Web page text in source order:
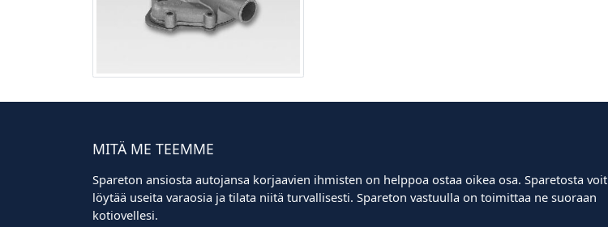
MITÄ ME TEEMME
Spareton ansiosta autojansa korjaavien ihmisten on helppoa ostaa oikea osa. Sparetosta voit
löytää useita varaosia ja tilata niitä turvallisesti. Spareton vastuulla on toimittaa ne suoraan
kotiovellesi.